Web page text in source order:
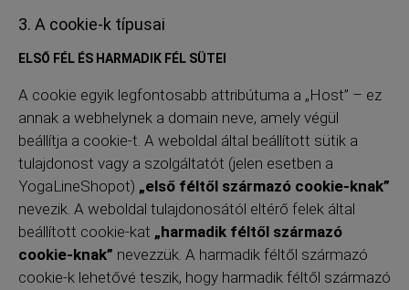
3. A cookie-k típusai
ELSŐ FÉL ÉS HARMADIK FÉL SÜTEI
A cookie egyik legfontosabb attribútuma a „Host” – ez
annak a webhelynek a domain neve, amely végül
beállítja a cookie-t. A weboldal által beállított sütik a
tulajdonost vagy a szolgáltatót (jelen esetben a
YogaLineShopot) „első féltől származó cookie-knak”
nevezik. A weboldal tulajdonosától eltérő felek által
beállított cookie-kat „harmadik féltől származó
cookie-knak” nevezzük. A harmadik féltől származó
cookie-k lehetővé teszik, hogy harmadik féltől származó